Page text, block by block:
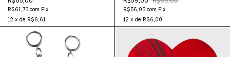
R$61,75 com Pix
12 x de R$6,61
R$56,05 com Pix
12 x de R$6,00